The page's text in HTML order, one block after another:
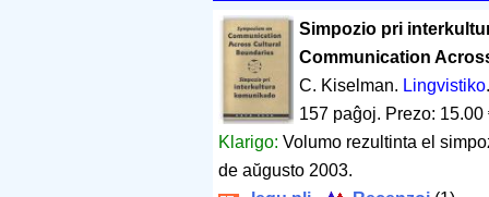
Simpozio pri
Communication
C. Kiselman. Lingvistiko
157 paĝoj. Prezo: 15.00
Klarigo: Volumo rezultinta el
de aŭgusto 2003.